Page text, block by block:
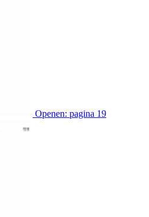
Openen: pagina 19